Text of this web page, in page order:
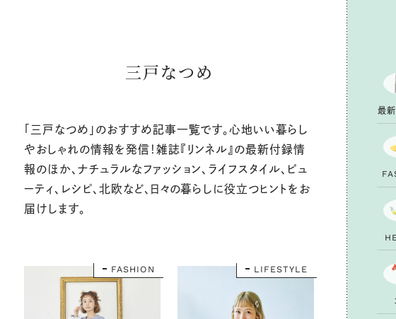
三戸なつめ
「三戸なつめ」のおすすめ記事一覧です。心地いい暮らし
やおしゃれの情報を発信！雑誌『リンネル』の最新付録情
報のほか、ナチュラルなファッション、ライフスタイル、ビュ
ーティ、レシピ、北欧など、日々の暮らしに役立つヒントをお
届けします。
FASHION LIFESTYLE
最新
FA
H